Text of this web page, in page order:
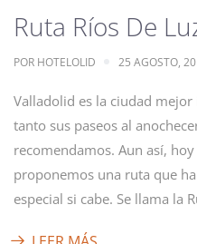
Ruta Ríos De
POR HOTELOLID 25 AGOSTO,
Valladolid es la ciudad
tanto sus paseos al
recomendamos. Aun así,
proponemos una ruta que
especial si cabe. Se llama la